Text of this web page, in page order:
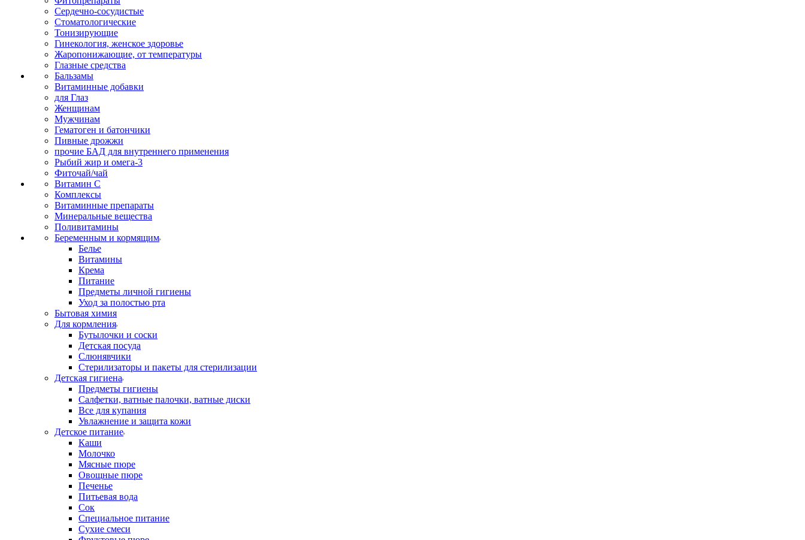
Сердечно-сосудистые
Стоматологические
Тонизирующие
Гинекология, женское здоровье
Жаропонижающие, от температуры
Глазные средства
Бальзамы
Витаминные добавки
для Глаз
Женщинам
Мужчинам
Гематоген и батончики
Пивные дрожжи
прочие БАД для внутреннего применения
Рыбий жир и омега-3
Фиточай/чай
Витамин С
Комплексы
Витаминные препараты
Минеральные вещества
Поливитамины
Беременным и кормящим
Белье
Витамины
Крема
Питание
Предметы личной гигиены
Уход за полостью рта
Бытовая химия
Для кормления
Бутылочки и соски
Детская посуда
Слюнявчики
Стерилизаторы и пакеты для стерилизации
Детская гигиена
Предметы гигиены
Салфетки, ватные палочки, ватные диски
Все для купания
Увлажнение и защита кожи
Детское питание
Каши
Молочко
Мясные пюре
Овощные пюре
Печенье
Питьевая вода
Сок
Специальное питание
Сухие смеси